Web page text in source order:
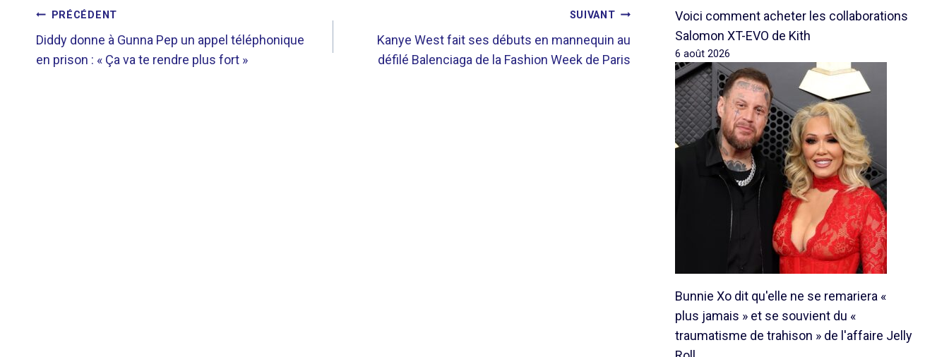
NAVIGATION
DE
PRÉCÉDENT
Diddy donne à Gunna Pep un appel téléphonique
en prison : « Ça va te rendre plus fort »
SUIVANT
Kanye West fait ses débuts en mannequin au
défilé Balenciaga de la Fashion Week de Paris
Voici comment acheter les collaborations
Salomon XT-EVO de Kith
6 août 2026
Bunnie Xo dit qu'elle ne se remariera «
plus jamais » et se souvient du «
traumatisme de trahison » de l'affaire Jelly